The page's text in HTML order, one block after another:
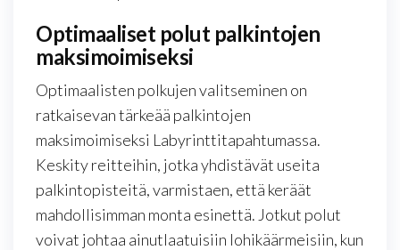
Optimaaliset polut palkintojen
maksimoimiseksi
Optimaalisten polkujen valitseminen on
ratkaisevan tärkeää palkintojen
maksimoimiseksi Labyrinttitapahtumassa.
Keskity reitteihin, jotka yhdistävät useita
palkintopisteitä, varmistaen, että keräät
mahdollisimman monta esinettä. Jotkut polut
voivat johtaa ainutlaatuisiin lohikäärmeisiin, kun